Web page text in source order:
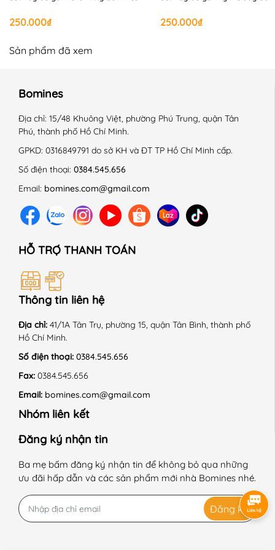
+ Không là lên chi tiết trang trí.
#Bomines #vaytreem #vaychobegai #vay #begai
#setchanvay #setvaybegai #setchanvaybegai
250.000₫ 250.000₫
Sản phẩm đã xem
Bomines
Địa chỉ: 15/48 Khuông Việt, phường Phú Trung, quận Tân
Phú, thành phố Hồ Chí Minh.
GPKD: 0316849791 do sở KH và ĐT TP Hồ Chí Minh cấp.
Số điện thoại: 0384.545.656
Email: bomines.com@gmail.com
HỖ TRỢ THANH TOÁN
Thông tin liên hệ
Địa chỉ: 41/1A Tân Trụ, phường 15, quận Tân Bình, thành phố
Hồ Chí Minh.
Số điện thoại: 0384.545.656
Fax: 0384.545.656
Email: bomines.com@gmail.com
Nhóm liên kết
Đăng ký nhận tin
Ba mẹ bấm đăng ký nhận tin để không bỏ qua những
ưu đãi hấp dẫn và các sản phẩm mới nhà Bomines nhé.
Đăng ký